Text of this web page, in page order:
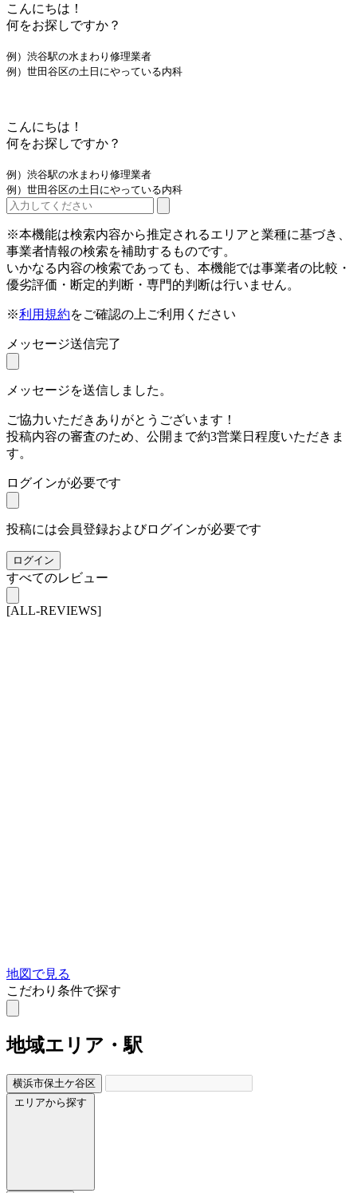
こんにちは！
何をお探しですか？
例）渋谷駅の水まわり修理業者
例）世田谷区の土日にやっている内科
こんにちは！
何をお探しですか？
例）渋谷駅の水まわり修理業者
例）世田谷区の土日にやっている内科
※本機能は検索内容から推定されるエリアと業種に基づき、
事業者情報の検索を補助するものです。
いかなる内容の検索であっても、本機能では事業者の比較・
優劣評価・断定的判断・専門的判断は行いません。
※利用規約をご確認の上ご利用ください
メッセージ送信完了
メッセージを送信しました。
ご協力いただきありがとうございます！
投稿内容の審査のため、公開まで約3営業日程度いただきま
す。
ログインが必要です
投稿には会員登録およびログインが必要です
ログイン
すべてのレビュー
[ALL-REVIEWS]
地図で見る
こだわり条件で探す
地域エリア・駅
横浜市保土ケ谷区
エリアから探す